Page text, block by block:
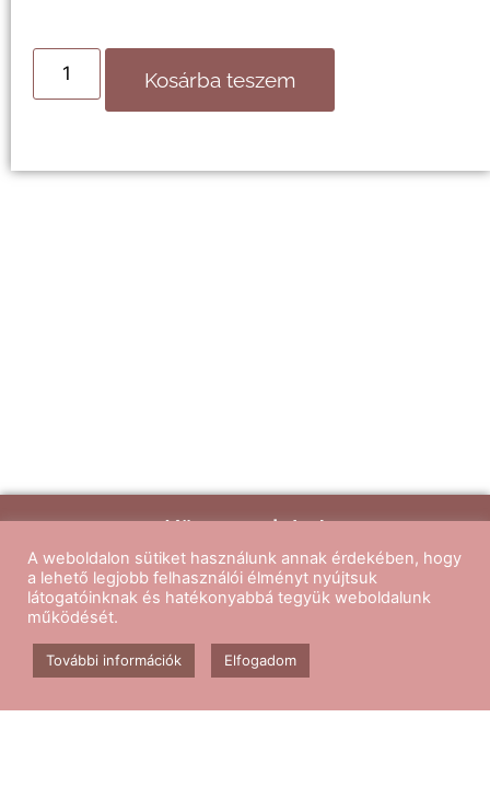
Kosárba teszem
Kövess minket
Aerobik edzés
A weboldalon sütiket használunk annak érdekében, hogy
a lehető legjobb felhasználói élményt nyújtsuk
látogatóinknak és hatékonyabbá tegyük weboldalunk
működését.
További információk Elfogadom